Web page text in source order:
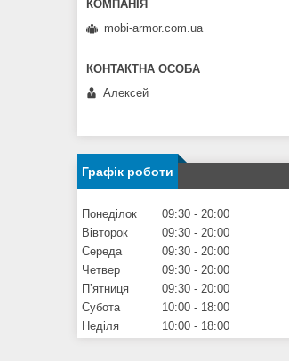
mobi-armor.com.ua
Алексей
Графік роботи
Понеділок 09:30
20:00
Вівторок
09:30
20:00
Середа
09:30
20:00
Четвер
09:30
20:00
Пʼятниця
09:30
20:00
Субота
10:00
18:00
Неділя
10:00 18:00